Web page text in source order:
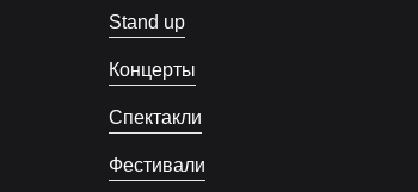
Stand up
Концерты
Спектакли
Фестивали